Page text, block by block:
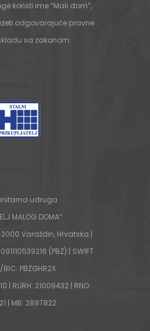
koristi ime “Mali dom”,
odgovarajuće pravne
sa zakonom.
udruga
MALOG DOMA“
Varaždin, Hrvatska |
(PBZ) | SWIFT
BIC: PBZGHR2X
| RURH: 21009432 | RNO:
| MB: 2897822